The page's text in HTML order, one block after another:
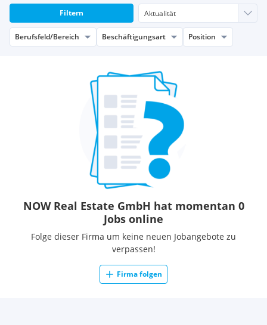
Filtern
Berufsfeld/Bereich Beschäftigungsart Position
NOW Real Estate GmbH hat momentan 0
Jobs online
Folge dieser Firma um keine neuen Jobangebote zu
verpassen!
Firma folgen